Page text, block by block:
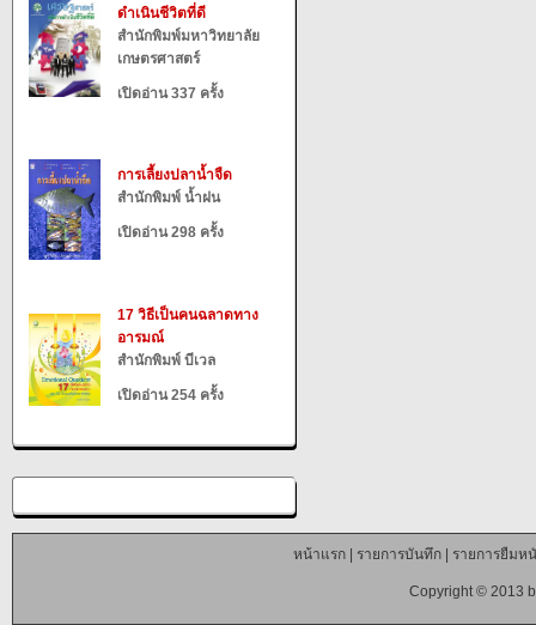
ดำเนินชีวิตที่ดี
สำนักพิมพ์มหาวิทยาลัย
เกษตรศาสตร์
เปิดอ่าน 337 ครั้ง
การเลี้ยงปลาน้ำจืด
สำนักพิมพ์ น้ำฝน
เปิดอ่าน 298 ครั้ง
17 วิธีเป็นคนฉลาดทาง
อารมณ์
สำนักพิมพ์ บีเวล
เปิดอ่าน 254 ครั้ง
หน้าแรก| รายการบันทึก| รายการยืมห
Copyright © 2013